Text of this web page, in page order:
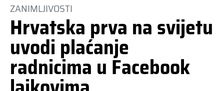
ZANIMLJIVOSTI
Hrvatska prva na svijetu
uvodi plaćanje
radnicima u Facebook